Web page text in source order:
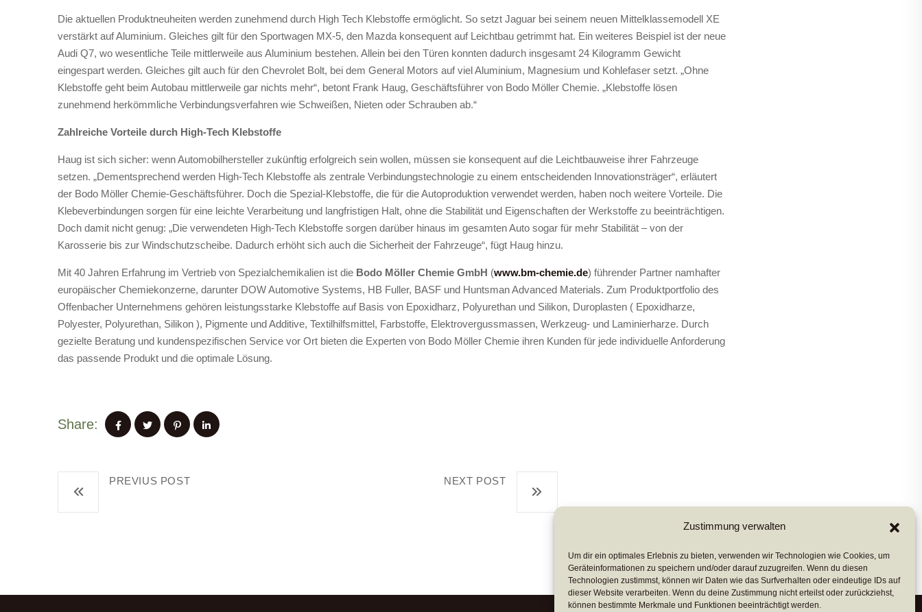
Zustimmung verwalten
Um dir ein optimales Erlebnis zu bieten, verwenden wir Technologien wie Cookies, um
Geräteinformationen zu speichern und/oder darauf zuzugreifen. Wenn du diesen
Technologien zustimmst, können wir Daten wie das Surfverhalten oder eindeutige IDs auf
dieser Website verarbeiten. Wenn du deine Zustimmung nicht erteilst oder zurückziehst,
können bestimmte Merkmale und Funktionen beeinträchtigt werden.
Die aktuellen Produktneuheiten werden zunehmend durch High Tech Klebstoffe ermöglicht. So setzt Jaguar bei seinem neuen Mittelklassemodell XE
verstärkt auf Aluminium. Gleiches gilt für den Sportwagen MX-5, den Mazda konsequent auf Leichtbau getrimmt hat. Ein weiteres Beispiel ist der neue
Audi Q7, wo wesentliche Teile mittlerweile aus Aluminium bestehen. Allein bei den Türen konnten dadurch insgesamt 24 Kilogramm Gewicht
eingespart werden. Gleiches gilt auch für den Chevrolet Bolt, bei dem General Motors auf viel Aluminium, Magnesium und Kohlefaser setzt. „Ohne
Klebstoffe geht beim Autobau mittlerweile gar nichts mehr“, betont Frank Haug, Geschäftsführer von Bodo Möller Chemie. „Klebstoffe lösen
zunehmend herkömmliche Verbindungsverfahren wie Schweißen, Nieten oder Schrauben ab.“
Zahlreiche Vorteile durch High-Tech Klebstoffe
Haug ist sich sicher: wenn Automobilhersteller zukünftig erfolgreich sein wollen, müssen sie konsequent auf die Leichtbauweise ihrer Fahrzeuge
setzen. „Dementsprechend werden High-Tech Klebstoffe als zentrale Verbindungstechnologie zu einem entscheidenden Innovationsträger“, erläutert
der Bodo Möller Chemie-Geschäftsführer. Doch die Spezial-Klebstoffe, die für die Autoproduktion verwendet werden, haben noch weitere Vorteile. Die
Klebeverbindungen sorgen für eine leichte Verarbeitung und langfristigen Halt, ohne die Stabilität und Eigenschaften der Werkstoffe zu beeinträchtigen.
Doch damit nicht genug: „Die verwendeten High-Tech Klebstoffe sorgen darüber hinaus im gesamten Auto sogar für mehr Stabilität – von der
Karosserie bis zur Windschutzscheibe. Dadurch erhöht sich auch die Sicherheit der Fahrzeuge“, fügt Haug hinzu.
Mit 40 Jahren Erfahrung im Vertrieb von Spezialchemikalien ist die Bodo Möller Chemie GmbH (www.bm-chemie.de) führender Partner namhafter
europäischer Chemiekonzerne, darunter DOW Automotive Systems, HB Fuller, BASF und Huntsman Advanced Materials. Zum Produktportfolio des
Offenbacher Unternehmens gehören leistungsstarke Klebstoffe auf Basis von Epoxidharz, Polyurethan und Silikon, Duroplasten ( Epoxidharze,
Polyester, Polyurethan, Silikon ), Pigmente und Additive, Textilhilfsmittel, Farbstoffe, Elektrovergussmassen, Werkzeug- und Laminierharze. Durch
gezielte Beratung und kundenspezifischen Service vor Ort bieten die Experten von Bodo Möller Chemie ihren Kunden für jede individuelle Anforderung
das passende Produkt und die optimale Lösung.
Share:
PREVIUS POST NEXT POST